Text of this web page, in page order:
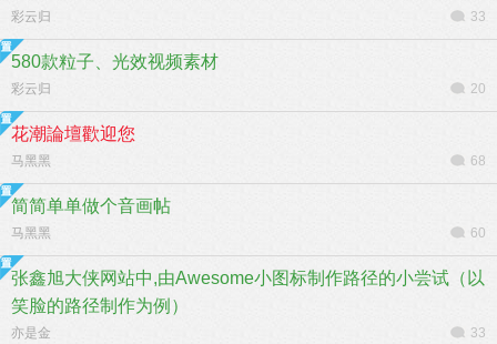
彩云归 33
580款粒子、光效视频素材
彩云归 20
花潮論壇歡迎您
马黑黑 68
简简单单做个音画帖
马黑黑 60
张鑫旭大侠网站中,由Awesome小图标制作路径的小尝试（以
笑脸的路径制作为例）
亦是金 33